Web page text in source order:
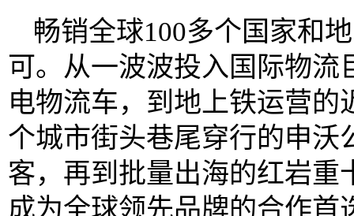
畅销全球100多个国家和
可。从一波波投入国际物
电物流车，到地上铁运营
个城市街头巷尾穿行的申沃
客，再到批量出海的红岩重
成为全球领先品牌的合作